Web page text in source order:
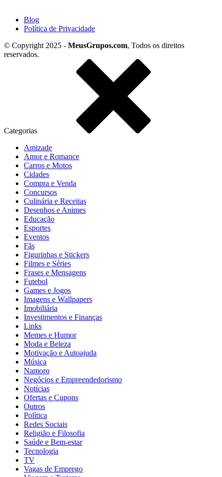
Blog
Política de Privacidade
© Copyright 2025 - MeusGrupos.com, Todos os direitos
reservados.
Categorias
Amizade
Amor e Romance
Carros e Motos
Cidades
Compra e Venda
Concursos
Culinária e Receitas
Desenhos e Animes
Educação
Esportes
Eventos
Fãs
Figurinhas e Stickers
Filmes e Séries
Frases e Mensagens
Futebol
Games e Jogos
Imagens e Wallpapers
Imobiliária
Investimentos e Finanças
Links
Memes e Humor
Moda e Beleza
Motivação e Autoajuda
Música
Namoro
Negócios e Empreendedorismo
Notícias
Ofertas e Cupons
Outros
Política
Redes Sociais
Religião e Filosofia
Saúde e Bem-estar
Tecnologia
TV
Vagas de Emprego